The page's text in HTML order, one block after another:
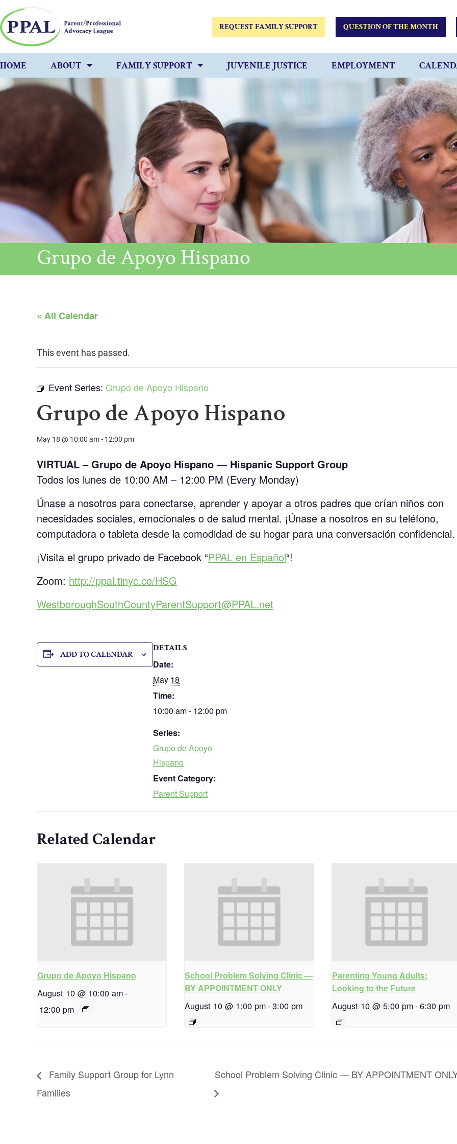
REQUEST FAMILY SUPPORT QUESTION OF THE MONTH
HOME ABOUT FAMILY SUPPORT JUVENILE JUSTICE EMPLOYMENT
Grupo de Apoyo Hispano
« All Calendar
This event has passed.
Event Series: Grupo de Apoyo Hispano
Grupo de Apoyo Hispano
May 18 @ 10:00 am- 12:00 pm
VIRTUAL – Grupo de Apoyo Hispano — Hispanic Support Group
Todos los lunes de 10:00 AM – 12:00 PM (Every Monday)
Únase a nosotros para conectarse, aprender y apoyar a otros padres que crían niños con
necesidades sociales, emocionales o de salud mental. ¡Únase a nosotros en su teléfono,
computadora o tableta desde la comodidad de su hogar para una conversación confidencial.
¡Visita el grupo privado de Facebook “PPAL en Español“!
Zoom: http://ppal.tinyc.co/HSG
WestboroughSouthCountyParentSupport@PPAL.net
ADD TO CALENDAR
DETAILS
Date:
May 18
Time:
10:00 am - 12:00 pm
Series:
Grupo de Apoyo
Hispano
Event Category:
Parent Support
Related Calendar
Grupo de Apoyo Hispano
August 10 @ 10:00 am-
12:00 pm
School Problem Solving Clinic —
BY APPOINTMENT ONLY
August 10 @ 1:00 pm-3:00 pm
Parenting Young Adults:
Looking to the Future
August 10 @ 5:00 pm-6:30 pm
Family Support Group for Lynn
Families
School Problem Solving Clinic — BY APPOINTMENT